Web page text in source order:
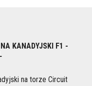
KANADYJSKI F1 -
na torze Circuit